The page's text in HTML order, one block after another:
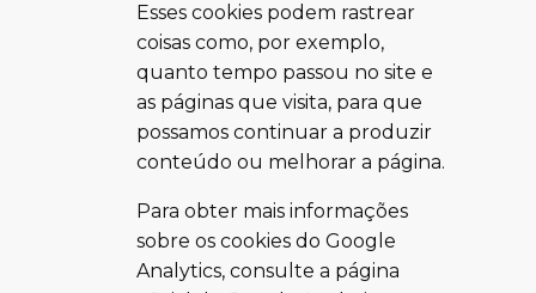
Esses cookies podem rastrear
coisas como, por exemplo,
quanto tempo passou no site e
as páginas que visita, para que
possamos continuar a produzir
conteúdo ou melhorar a página.
Para obter mais informações
sobre os cookies do Google
Analytics, consulte a página